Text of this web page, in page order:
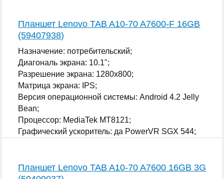
Планшет Lenovo TAB A10-70 A7600-F 16GB
(59407938)
Назначение: потребительский;
Диагональ экрана: 10.1";
Разрешение экрана: 1280x800;
Матрица экрана: IPS;
Версия операционной системы: Android 4.2 Jelly
Bean;
Процессор: MediaTek MT8121;
Графический ускоритель: да PowerVR SGX 544;
Планшет Lenovo TAB A10-70 A7600 16GB 3G